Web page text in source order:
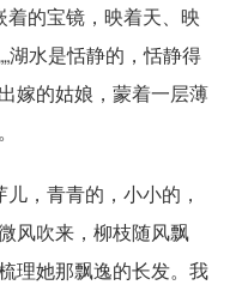
的宝镜，映着天、映
湖水是恬静的，恬静得
嫁的姑娘，蒙着一层薄
，青青的，小小的，
风吹来，柳枝随风飘
理她那飘逸的长发。我